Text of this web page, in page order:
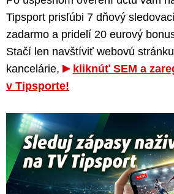
Tipsport prisľúbi 7 dňový
zadarmo a pridelí 20 eurový
Stačí len navštíviť webovú
kancelárie,
kliknúť SEM a
v Tipsporte!